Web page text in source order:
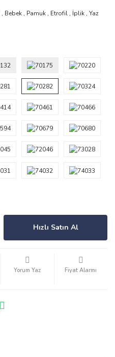
, Bebek , Pamuk , Etrofil, İplik ,Yaz
Hızlı Satın Al
Yorum Yaz Fiyat Alarmı